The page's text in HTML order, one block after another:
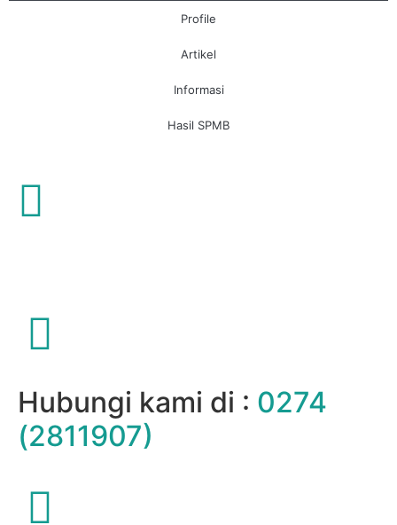
Profile
Artikel
Informasi
Hasil SPMB
Hubungi kami di : 0274
(2811907)